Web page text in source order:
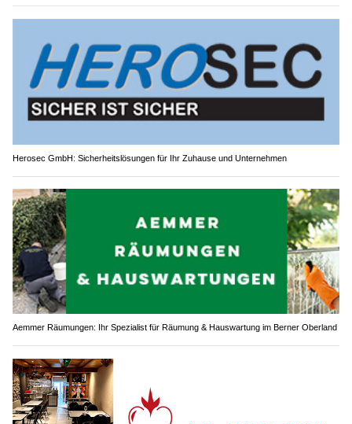
Herosec GmbH: Sicherheitslösungen für Ihr Zuhause und Unternehmen
Aemmer Räumungen: Ihr Spezialist für Räumung & Hauswartung im Berner Oberland